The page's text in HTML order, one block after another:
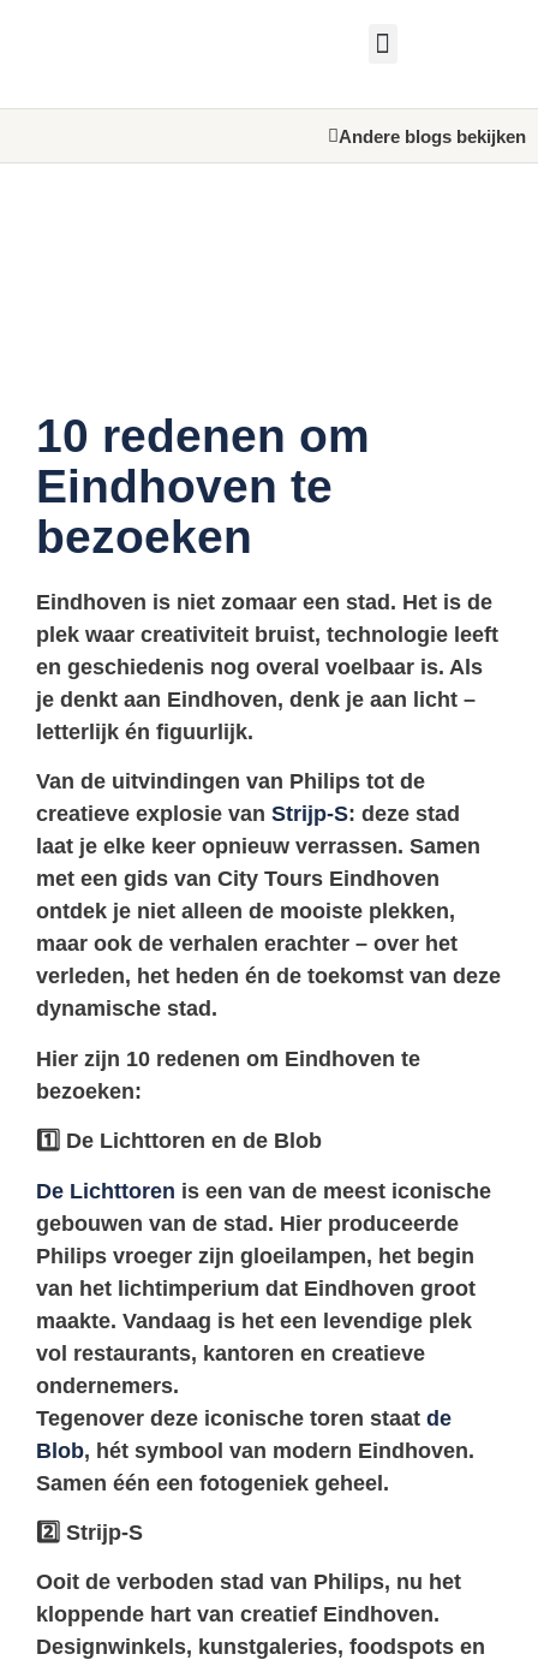
Andere blogs bekijken
10 redenen om
Eindhoven te
bezoeken
Eindhoven is niet zomaar een stad. Het is de
plek waar creativiteit bruist, technologie leeft
en geschiedenis nog overal voelbaar is. Als
je denkt aan Eindhoven, denk je aan licht –
letterlijk én figuurlijk.
Van de uitvindingen van Philips tot de
creatieve explosie van Strijp-S: deze stad
laat je elke keer opnieuw verrassen. Samen
met een gids van City Tours Eindhoven
ontdek je niet alleen de mooiste plekken,
maar ook de verhalen erachter – over het
verleden, het heden én de toekomst van deze
dynamische stad.
Hier zijn 10 redenen om Eindhoven te
bezoeken:
1️ De Lichttoren en de Blob
De Lichttoren is een van de meest iconische
gebouwen van de stad. Hier produceerde
Philips vroeger zijn gloeilampen, het begin
van het lichtimperium dat Eindhoven groot
maakte. Vandaag is het een levendige plek
vol restaurants, kantoren en creatieve
ondernemers.
Tegenover deze iconische toren staat de
Blob, hét symbool van modern Eindhoven.
Samen één een fotogeniek geheel.
2️ Strijp-S
Ooit de verboden stad van Philips, nu het
kloppende hart van creatief Eindhoven.
Designwinkels, kunstgaleries, foodspots en